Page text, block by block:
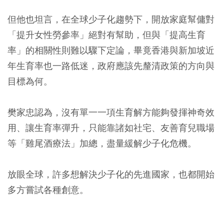
但他也坦言，在全球少子化趨勢下，開放家庭幫傭對
「提升女性勞參率」絕對有幫助，但與「提高生育
率」的相關性則難以驟下定論，畢竟香港與新加坡近
年生育率也一路低迷，政府應該先釐清政策的方向與
目標為何。
樊家忠認為，沒有單一一項生育解方能夠發揮神奇效
用、讓生育率彈升，只能靠諸如社宅、友善育兒職場
等「雞尾酒療法」加總，盡量緩解少子化危機。
放眼全球，許多想解決少子化的先進國家，也都開始
多方嘗試各種創意。